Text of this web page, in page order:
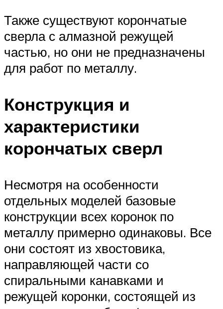
Также существуют корончатые
сверла с алмазной режущей
частью, но они не предназначены
для работ по металлу.
Конструкция и
характеристики
корончатых сверл
Несмотря на особенности
отдельных моделей базовые
конструкции всех коронок по
металлу примерно одинаковы. Все
они состоят из хвостовика,
направляющей части со
спиральными канавками и
режущей коронки, состоящей из